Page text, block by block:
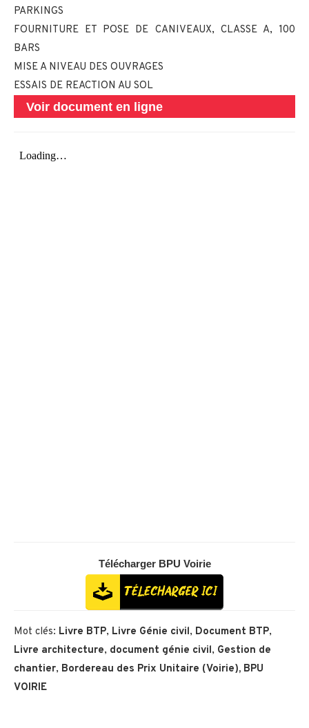
PARKINGS
FOURNITURE ET POSE DE CANIVEAUX, CLASSE A, 100
BARS
MISE A NIVEAU DES OUVRAGES
ESSAIS DE REACTION AU SOL
Voir document en ligne
Télécharger BPU Voirie
Mot clés: Livre BTP, Livre Génie civil, Document BTP,
Livre architecture, document génie civil, Gestion de
chantier, Bordereau des Prix Unitaire (Voirie), BPU
VOIRIE